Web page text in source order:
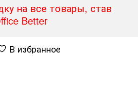
на все товары, став
Better
В избранное